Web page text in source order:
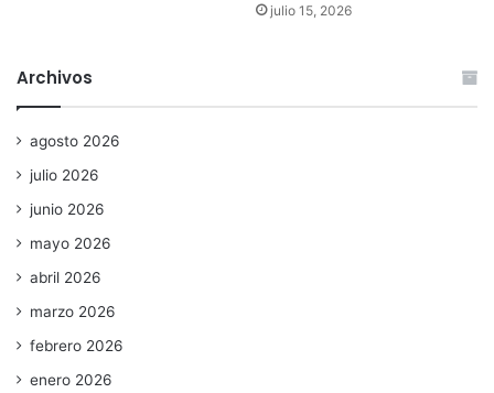
julio 15, 2026
Archivos
agosto 2026
julio 2026
junio 2026
mayo 2026
abril 2026
marzo 2026
febrero 2026
enero 2026